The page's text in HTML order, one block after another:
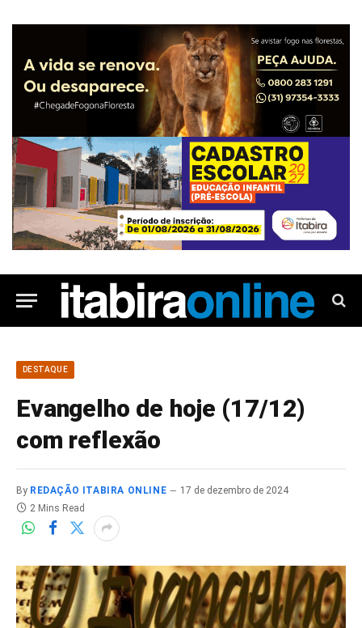
DESTAQUE
Evangelho de hoje (17/12)
com reflexão
By REDAÇÃO ITABIRA ONLINE
17 de dezembro de 2024
2 Mins Read